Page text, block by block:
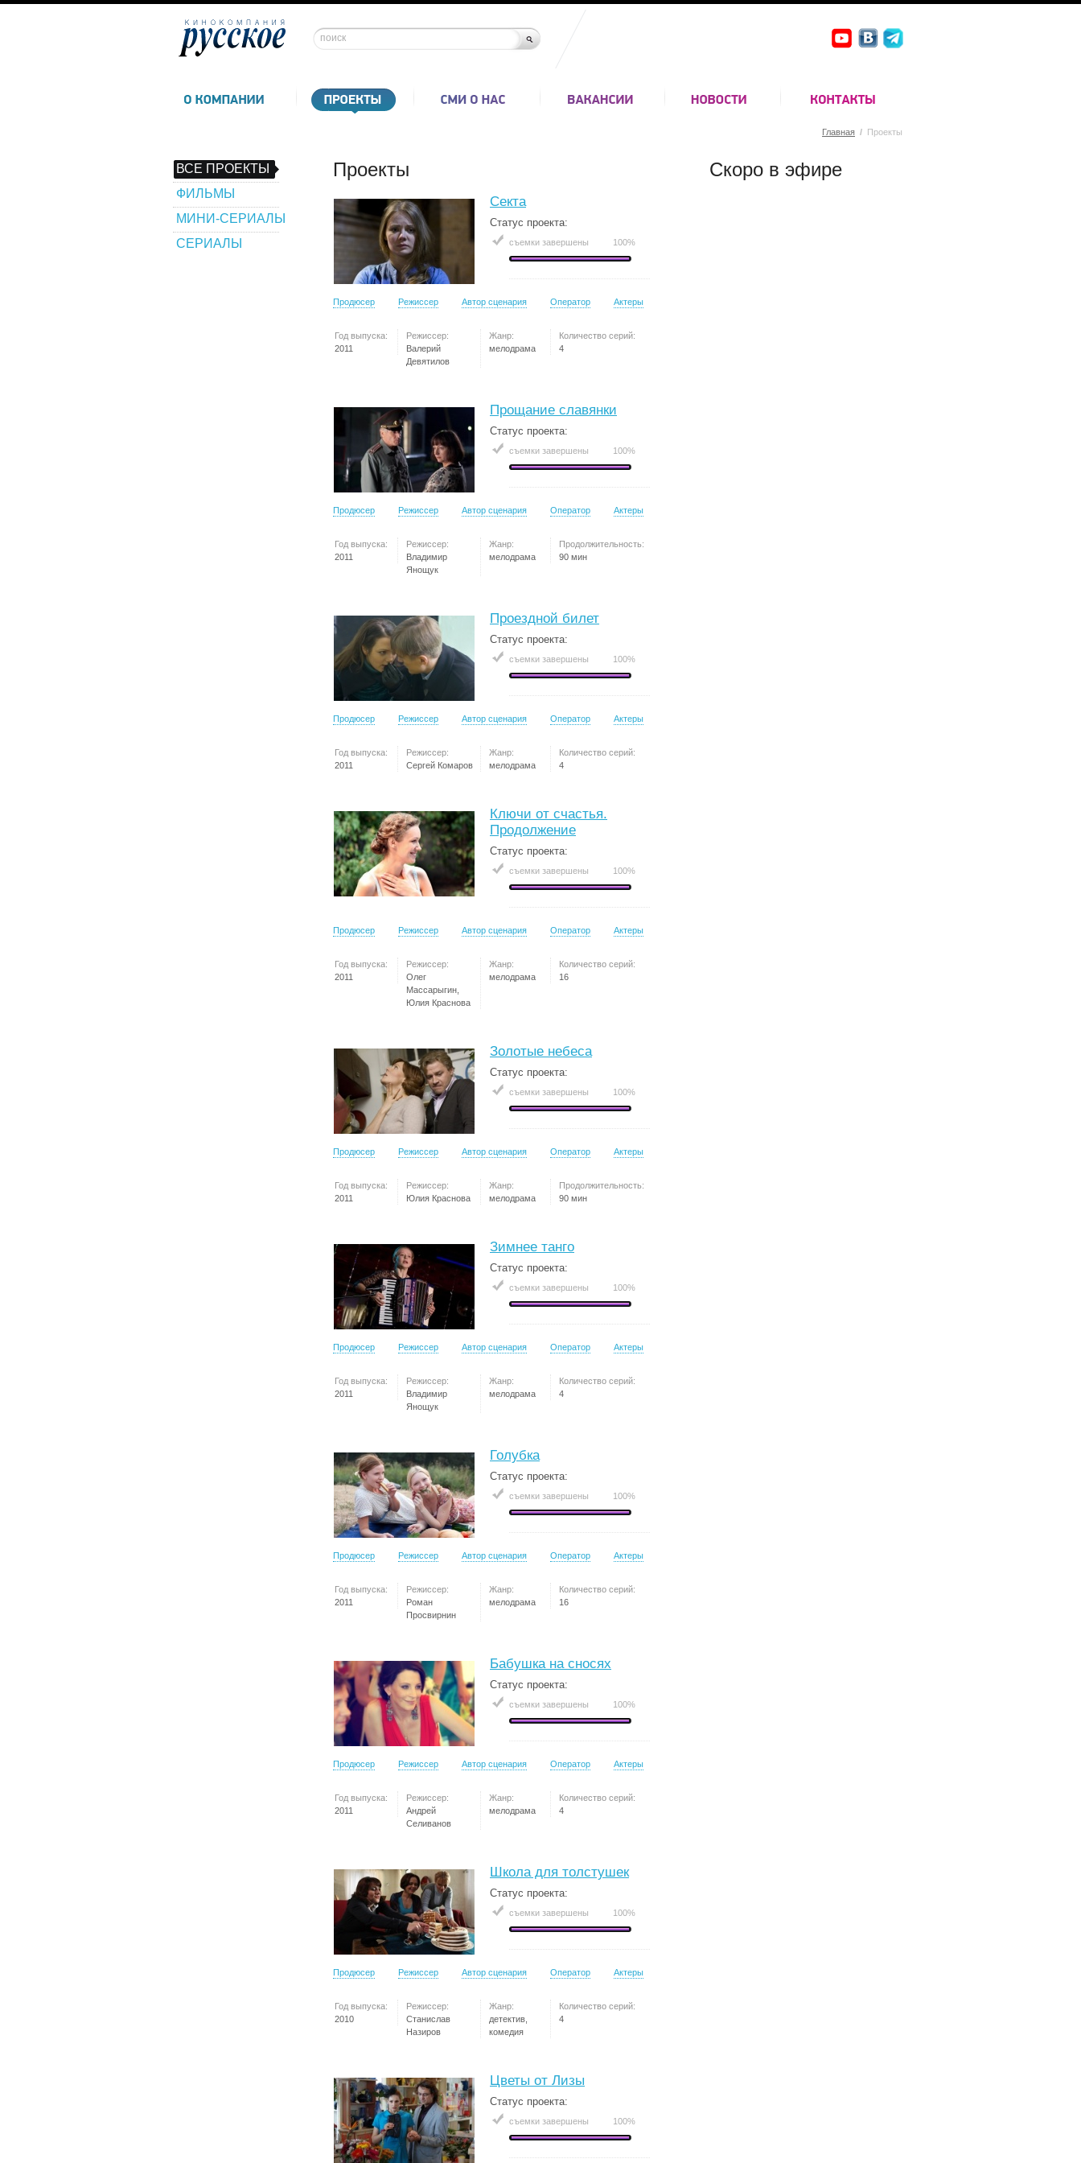
Главная / Проекты
ВСЕ ПРОЕКТЫ
ФИЛЬМЫ
МИНИ-СЕРИАЛЫ
СЕРИАЛЫ
Проекты
Секта
Статус проекта:
съемки завершены 100%
Продюсер Режиссер Автор сценария Оператор Актеры
Год выпуска:
2011
Режиссер:
Валерий
Девятилов
Жанр:
мелодрама
Количество серий:
4
Прощание славянки
Статус проекта:
съемки завершены 100%
Продюсер Режиссер Автор сценария Оператор Актеры
Год выпуска:
2011
Режиссер:
Владимир
Янощук
Жанр:
мелодрама
Продолжительность:
90 мин
Проездной билет
Статус проекта:
съемки завершены 100%
Продюсер Режиссер Автор сценария Оператор Актеры
Год выпуска:
2011
Режиссер:
Сергей Комаров
Жанр:
мелодрама
Количество серий:
4
Ключи от счастья.
Продолжение
Статус проекта:
съемки завершены 100%
Продюсер Режиссер Автор сценария Оператор Актеры
Год выпуска:
2011
Режиссер:
Олег
Массарыгин,
Юлия Краснова
Жанр:
мелодрама
Количество серий:
16
Золотые небеса
Статус проекта:
съемки завершены 100%
Продюсер Режиссер Автор сценария Оператор Актеры
Год выпуска:
2011
Режиссер:
Юлия Краснова
Жанр:
мелодрама
Продолжительность:
90 мин
Зимнее танго
Статус проекта:
съемки завершены 100%
Продюсер Режиссер Автор сценария Оператор Актеры
Год выпуска:
2011
Режиссер:
Владимир
Янощук
Жанр:
мелодрама
Количество серий:
4
Голубка
Статус проекта:
съемки завершены 100%
Продюсер Режиссер Автор сценария Оператор Актеры
Год выпуска:
2011
Режиссер:
Роман
Просвирнин
Жанр:
мелодрама
Количество серий:
16
Бабушка на сносях
Статус проекта:
съемки завершены 100%
Продюсер Режиссер Автор сценария Оператор Актеры
Год выпуска:
2011
Режиссер:
Андрей
Селиванов
Жанр:
мелодрама
Количество серий:
4
Школа для толстушек
Статус проекта:
съемки завершены 100%
Продюсер Режиссер Автор сценария Оператор Актеры
Год выпуска:
2010
Режиссер:
Станислав
Назиров
Жанр:
детектив,
комедия
Количество серий:
4
Цветы от Лизы
Статус проекта:
съемки завершены 100%
Скоро в эфире